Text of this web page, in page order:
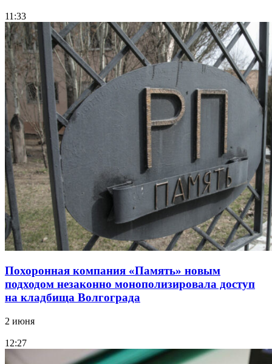
11:33
Похоронная компания «Память» новым
подходом незаконно монополизировала доступ
на кладбища Волгограда
2 июня
12:27